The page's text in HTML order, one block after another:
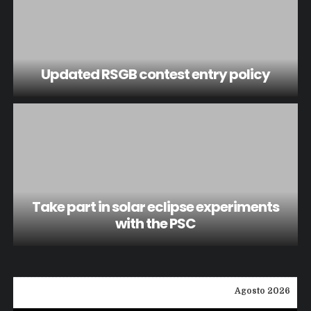
Updated RSGB contest entry policy
Take part in solar eclipse experiments
with the PSC
Agosto 2026